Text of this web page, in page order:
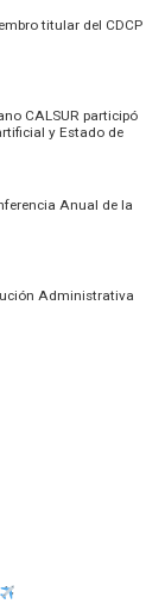
titular del CDCP
CALSUR participó
y Estado de
Anual de la
Administrativa